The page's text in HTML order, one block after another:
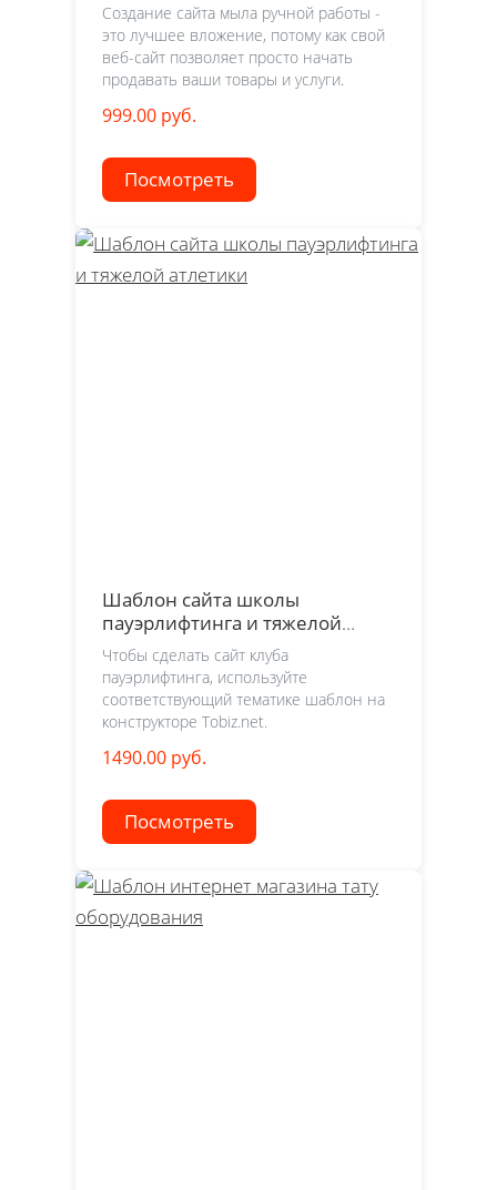
Создание сайта мыла ручной работы -
это лучшее вложение, потому как свой
веб-сайт позволяет просто начать
продавать ваши товары и услуги.
999.00 руб.
Посмотреть
Шаблон сайта школы
пауэрлифтинга и тяжелой
атлетики
Чтобы сделать сайт клуба
пауэрлифтинга, используйте
соответствующий тематике шаблон на
конструкторе Tobiz.net.
1490.00 руб.
Посмотреть